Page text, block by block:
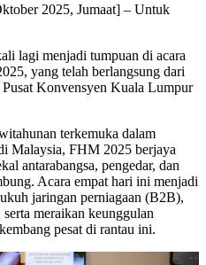
2025, Jumaat] – Untuk
lagi menjadi tumpuan di acara
yang telah berlangsung dari
Konvensyen Kuala Lumpur
terkemuka dalam
Malaysia, FHM 2025 berjaya
antarabangsa, pengedar, dan
Acara empat hari ini menjadi
jaringan perniagaan (B2B),
meraikan keunggulan
pesat di rantau ini.